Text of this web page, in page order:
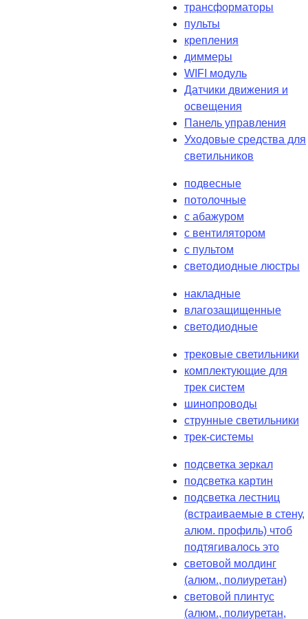
трансформаторы
пульты
крепления
диммеры
WIFI модуль
Датчики движения и
освещения
Панель управления
Уходовые средства для
светильников
подвесные
потолочные
с абажуром
с вентилятором
с пультом
светодиодные люстры
накладные
влагозащищенные
светодиодные
трековые светильники
комплектующие для
трек систем
шинопроводы
струнные светильники
трек-системы
подсветка зеркал
подсветка картин
подсветка лестниц
(встраиваемые в стену,
алюм. профиль) чтоб
подтягивалось это
световой молдинг
(алюм., полиуретан)
световой плинтус
(алюм., полиуретан,